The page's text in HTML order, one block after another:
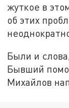
жуткое в
об этих
Были и
Бывший
Михайлов